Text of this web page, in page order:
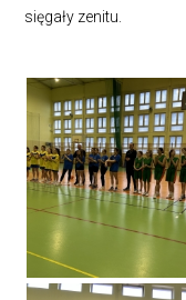
sięgały zenitu.